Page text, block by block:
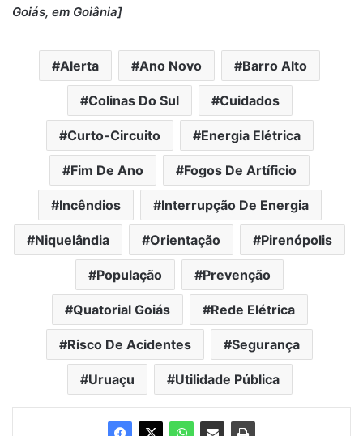
Goiás, em Goiânia]
Alerta Ano Novo Barro Alto
Colinas Do Sul Cuidados
Curto-Circuito Energia Elétrica
Fim De Ano Fogos De Artíficio
Incêndios Interrupção De Energia
Niquelândia Orientação Pirenópolis
População Prevenção
Quatorial Goiás Rede Elétrica
Risco De Acidentes Segurança
Uruaçu Utilidade Pública